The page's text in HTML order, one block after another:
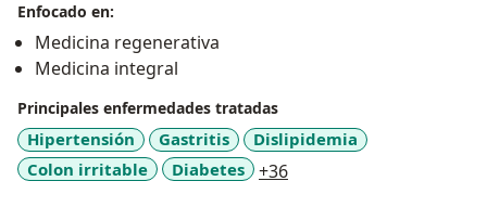
entre otras.
Busco darte un seguimiento y tratamiento mas
personalizado para tus circunstancias.
Enfocado en:
Medicina regenerativa
Medicina integral
Principales enfermedades tratadas
Hipertensión Gastritis
Dislipidemia
Colon irritable
Diabetes +36a11y_sr_more_diseases